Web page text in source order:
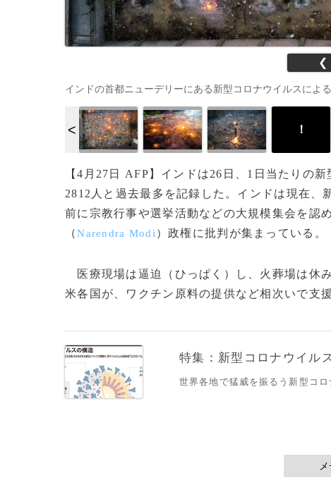
❮
インドの首都ニューデリーにある新型コロナウイルスによ
！
【4月27日 AFP】インドは26日、1日当たりの
2812人と過去最多を記録した。インドは現在、
前に宗教行事や選挙活動などの大規模集会を認
（Narendra Modi ）政権に批判が集まっている。
医療現場は逼迫（ひっぱく）し、火葬場は休
米各国が、ワクチン原料の提供など相次いで支
特集：新型コロナウイル
世界各地で猛威を振るう新型コロ